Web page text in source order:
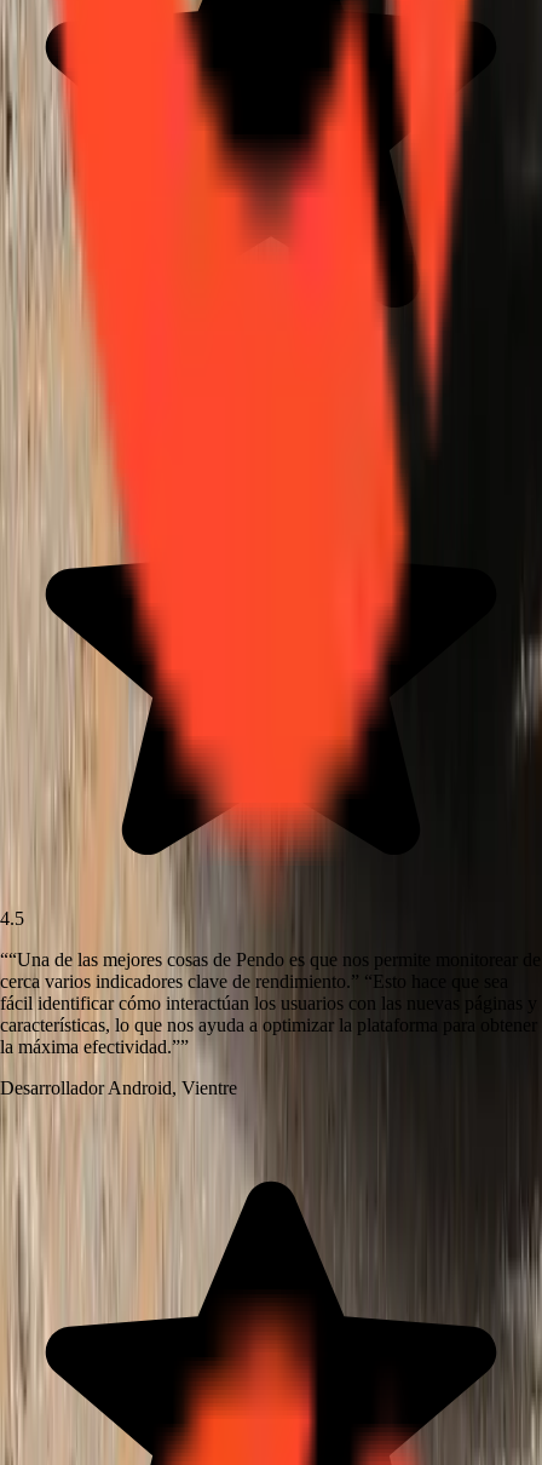
4.5
““Una de las mejores cosas de Pendo es que nos permite monitorear de
cerca varios indicadores clave de rendimiento.” “Esto hace que sea
fácil identificar cómo interactúan los usuarios con las nuevas páginas y
características, lo que nos ayuda a optimizar la plataforma para obtener
la máxima efectividad.””
Desarrollador Android, Vientre